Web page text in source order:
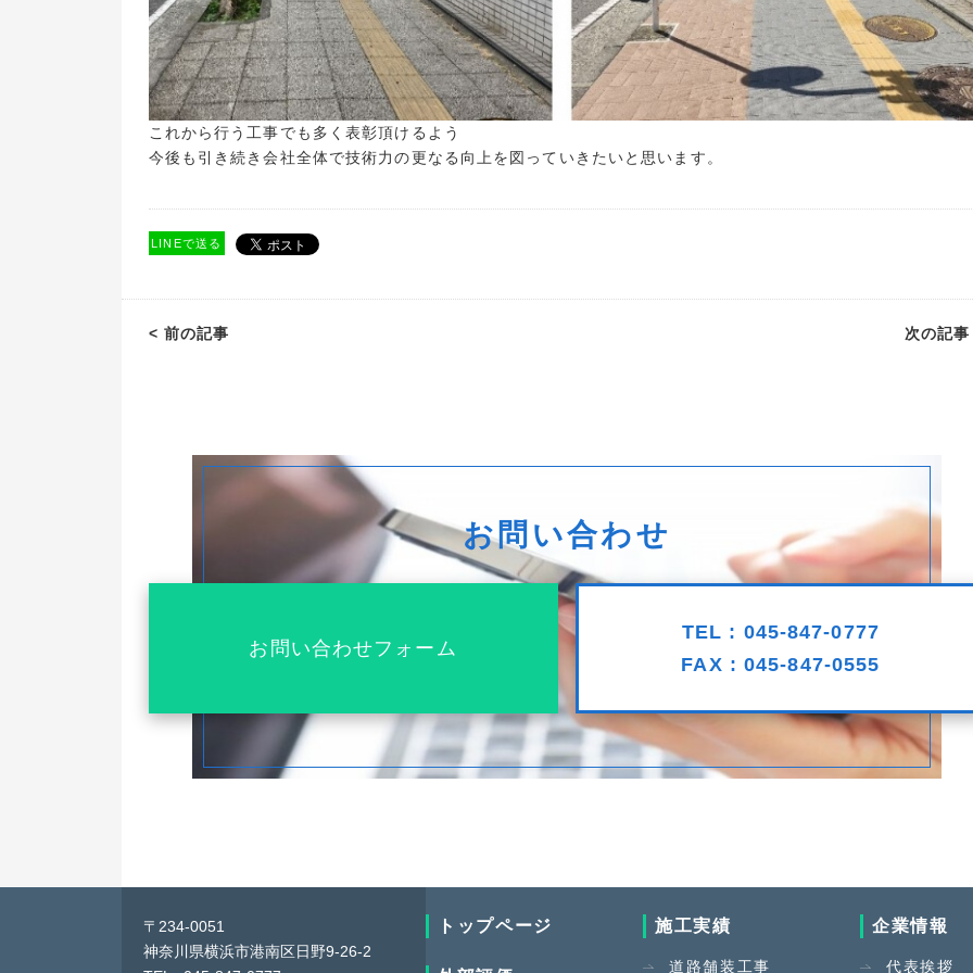
これから行う工事でも多く表彰頂けるよう
今後も引き続き会社全体で技術力の更なる向上を図っていきたいと思います。
LINEで送る
< 前の記事 次の記
お問い合わせ
お問い合わせフォーム
TEL : 045-847-0777
FAX : 045-847-0555
〒234-0051
神奈川県横浜市港南区日野9-26-2
トップページ 施工実績
道路舗装工事
企業情報
代表挨拶